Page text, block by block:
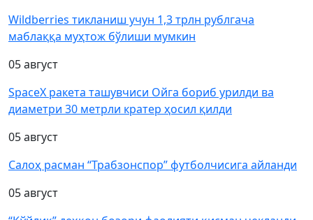
Wildberries тикланиш учун 1,3 трлн рублгача
маблаққа муҳтож бўлиши мумкин
05 август
SpaceX ракета ташувчиси Ойга бориб урилди ва
диаметри 30 метрли кратер ҳосил қилди
05 август
Салоҳ расман “Трабзонспор” футболчисига айланди
05 август